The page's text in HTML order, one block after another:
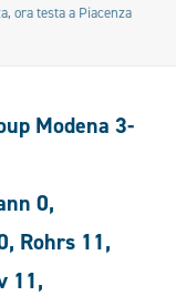
ora testa a Piacenza
Modena 3-
0,
Rohrs 11,
11,